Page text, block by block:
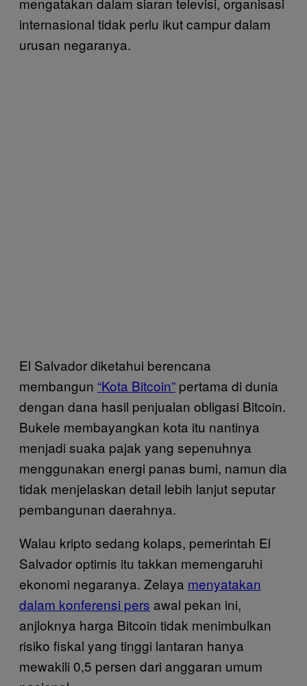
internasional tidak perlu ikut campur dalam
urusan negaranya.
El Salvador diketahui berencana
membangun “Kota Bitcoin” pertama di dunia
dengan dana hasil penjualan obligasi Bitcoin.
Bukele membayangkan kota itu nantinya
menjadi suaka pajak yang sepenuhnya
menggunakan energi panas bumi, namun dia
tidak menjelaskan detail lebih lanjut seputar
pembangunan daerahnya.
Walau kripto sedang kolaps, pemerintah El
Salvador optimis itu takkan memengaruhi
ekonomi negaranya. Zelaya menyatakan
dalam konferensi pers awal pekan ini,
anjloknya harga Bitcoin tidak menimbulkan
risiko fiskal yang tinggi lantaran hanya
mewakili 0,5 persen dari anggaran umum